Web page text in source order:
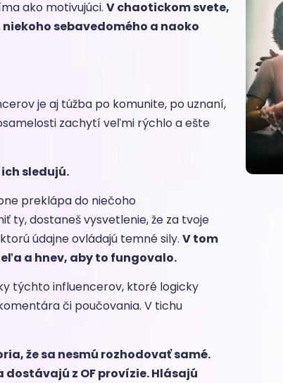
ako motivujúci. V chaotickom svete,
sebavedomého a naoko
je aj túžba po komunite, po uznaní,
zachytí veľmi rýchlo a ešte
sledujú.
preklápa do niečoho
ty, dostaneš vysvetlenie, že za tvoje
údajne ovládajú temné sily. V tom
a hnev, aby to fungovalo.
týchto influencerov, ktoré logicky
či poučovania. V tichu
že sa nesmú rozhodovať samé.
z OF provízie. Hlásajú